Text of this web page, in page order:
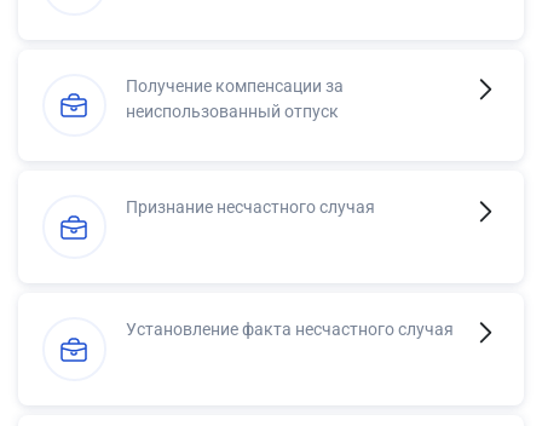
Получение компенсации за
неиспользованный отпуск
Признание несчастного случая
Установление факта несчастного случая